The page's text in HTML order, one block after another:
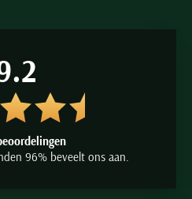
96% beveelt ons aan.